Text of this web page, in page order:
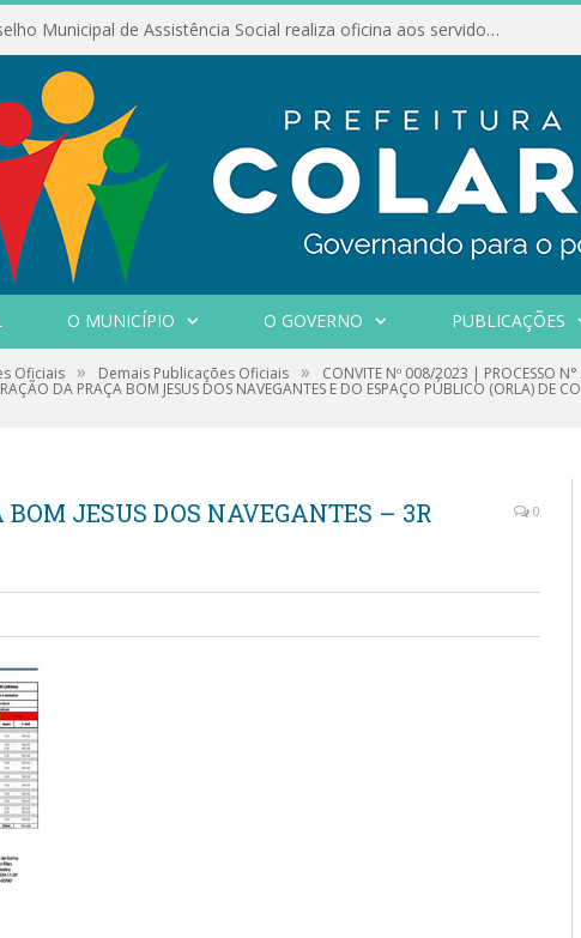
Conselho Municipal de Assistência Social realiza oficina aos servidores
O MUNICÍPIO O GOVERNO PUBLICAÇÕES
Oficiais » Demais Publicações Oficiais » CONVITE Nº 008/2023 | PROCESSO
DA PRAÇA BOM JESUS DOS NAVEGANTES E DO ESPAÇO PÚBLICO (ORLA) DE
JESUS DOS NAVEGANTES – 3R
0